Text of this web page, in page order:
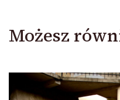
Możesz